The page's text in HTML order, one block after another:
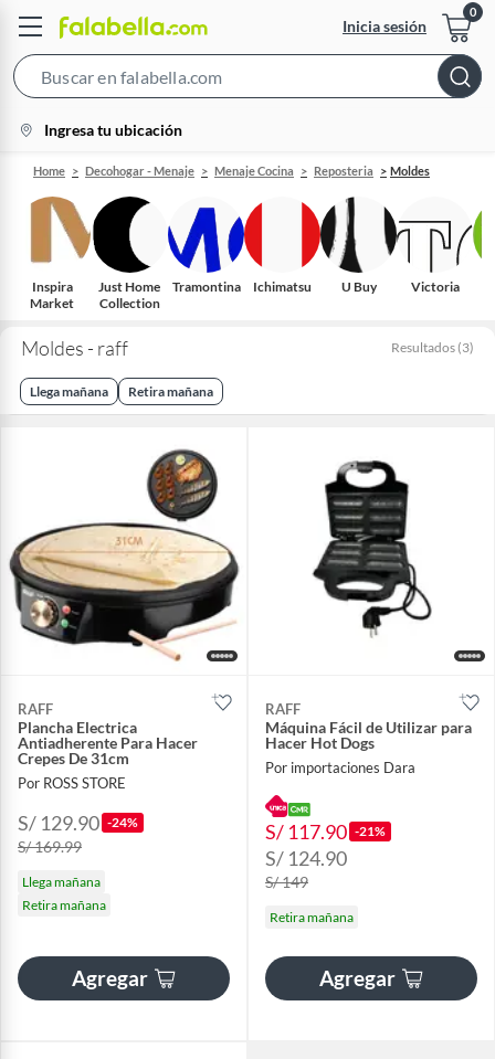
Inicia sesión
Bar
location-
icon
Ingresa tu ubicación
Home Decohogar - Menaje Menaje Cocina Reposteria Moldes
Inspira
Market
Just Home
Collection
Tramontina Ichimatsu U Buy Victoria
Moldes - raff Resultados (3)
Llega mañana Retira mañana
RAFF
Plancha Electrica
Antiadherente Para Hacer
Crepes De 31cm
Por ROSS STORE
S/ 129.90 -24%
S/ 169.99
Llega mañana
Retira mañana
Agregar
RAFF
Máquina Fácil de Utilizar para
Hacer Hot Dogs
Por importaciones Dara
S/ 117.90 -21%
S/ 124.90
S/ 149
Retira mañana
Agregar